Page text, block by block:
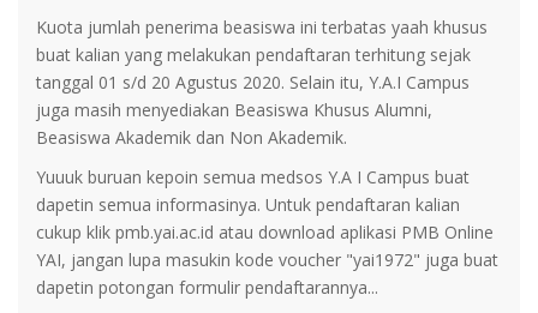
Kuota jumlah penerima beasiswa ini terbatas yaah khusus
buat kalian yang melakukan pendaftaran terhitung sejak
tanggal 01 s/d 20 Agustus 2020. Selain itu, Y.A.I Campus
juga masih menyediakan Beasiswa Khusus Alumni,
Beasiswa Akademik dan Non Akademik.
Yuuuk buruan kepoin semua medsos Y.A I Campus buat
dapetin semua informasinya. Untuk pendaftaran kalian
cukup klik pmb.yai.ac.id atau download aplikasi PMB Online
YAI, jangan lupa masukin kode voucher "yai1972" juga buat
dapetin potongan formulir pendaftarannya...